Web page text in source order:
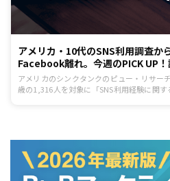
アメリカ・10代のSNS利用調査か
Facebook離れ。今週のPICK UP
アメリカのシンクタンクのピュー・リサー
歳の1,316人を対象に「SNS利用経験に関